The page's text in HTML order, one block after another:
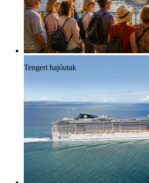
Tengeri hajóutak